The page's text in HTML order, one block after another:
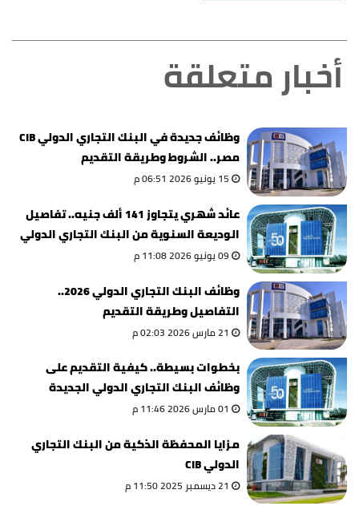
أخبار متعلقة
وظائف جديدة في البنك التجاري الدولي CIB
مصر.. الشروط وطريقة التقديم
15 يونيو 2026 06:51 م
عائد شهري يتجاوز 141 ألف جنيه.. تفاصيل
الوديعة السنوية من البنك التجاري الدولي
CIB
09 يونيو 2026 11:08 م
وظائف البنك التجاري الدولي 2026..
التفاصيل وطريقة التقديم
21 مارس 2026 02:03 م
بخطوات بسيطة.. كيفية التقديم على
وظائف البنك التجاري الدولي الجديدة
01 مارس 2026 11:46 م
مزايا المحفظة الذكية من البنك التجاري
الدولي CIB
21 ديسمبر 2025 11:50 م